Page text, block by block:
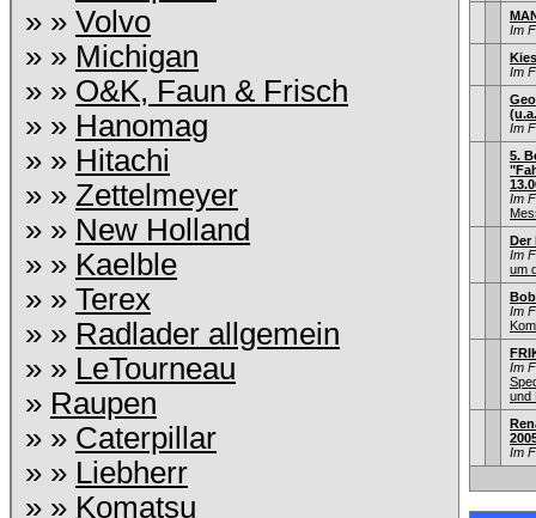
» » Volvo
» » Michigan
» » O&K, Faun & Frisch
» » Hanomag
» » Hitachi
» » Zettelmeyer
» » New Holland
» » Kaelble
» » Terex
» » Radlader allgemein
» » LeTourneau
» Raupen
» » Caterpillar
» » Liebherr
» » Komatsu
Im
Im
Im
5.
Im
Der
Im
um
Im
Im
und
Im